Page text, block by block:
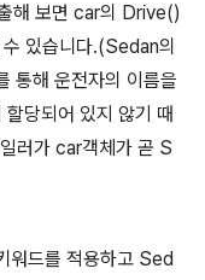
해 보면 car의 Drive()
있습니다.(Sedan의
통해 운전자의 이름을
당되어 있지 않기 때
러가 car객체가 곧 S
워드를 적용하고 Sed